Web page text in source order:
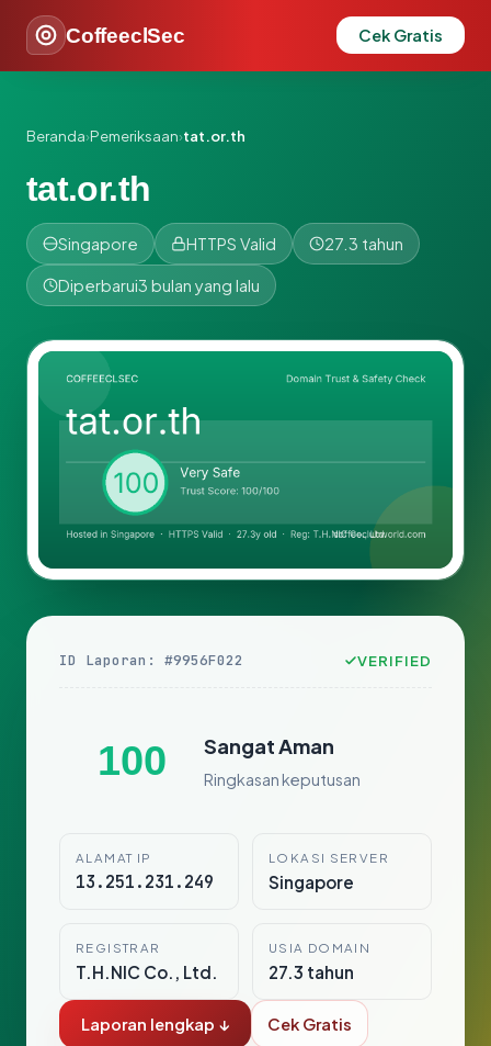
CoffeeclSec Cek Gratis
Beranda›Pemeriksaan›tat.or.th
tat.or.th
Singapore HTTPS Valid 27.3 tahun
Diperbarui3 bulan yang lalu
ID Laporan: #9956F022 VERIFIED
100 Sangat Aman
Ringkasan keputusan
ALAMAT IP
13.251.231.249
LOKASI SERVER
Singapore
REGISTRAR
T.H.NIC Co., Ltd.
USIA DOMAIN
27.3 tahun
Laporan lengkap ↓ Cek Gratis